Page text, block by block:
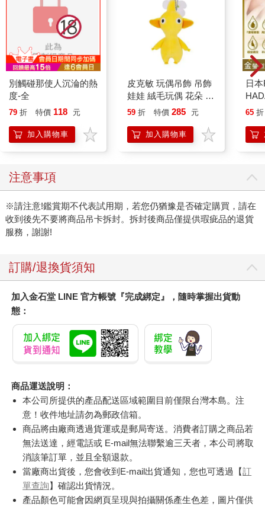
別觸碰那使人沉淪的熱
度-全
79 折 特價 118 元
加入購物車
皮克敏 玩偶吊飾 吊飾
娃娃 絨毛玩偶 花朵 葉
子 藍色皮克敏 紅色皮
Pikmin 任天堂 三英貿
易
59 折 特價 285 元
加入購物車
日
金
臉
65 折
注意事項
※請注意!鑑賞期不代表試用期，若您仍猶豫是否確定購買，請在
收到後先不要將商品吊卡拆封。拆封後商品僅提供瑕疵品的退貨
服務，謝謝!
訂購/退換貨須知
加入金石堂 LINE 官方帳號『完成綁定』，隨時掌握出貨動
態：
商品運送說明：
本公司所提供的產品配送區域範圍目前僅限台灣本島。注
意！收件地址請勿為郵政信箱。
商品將由廠商透過貨運或是郵局寄送。消費者訂購之商品若
無法送達，經電話或 E-mail無法聯繫逾三天者，本公司將取
消該筆訂單，並且全額退款。
當廠商出貨後，您會收到E-mail出貨通知，您也可透過【訂
單查詢】確認出貨情況。
產品顏色可能會因網頁呈現與拍攝關係產生色差，圖片僅供